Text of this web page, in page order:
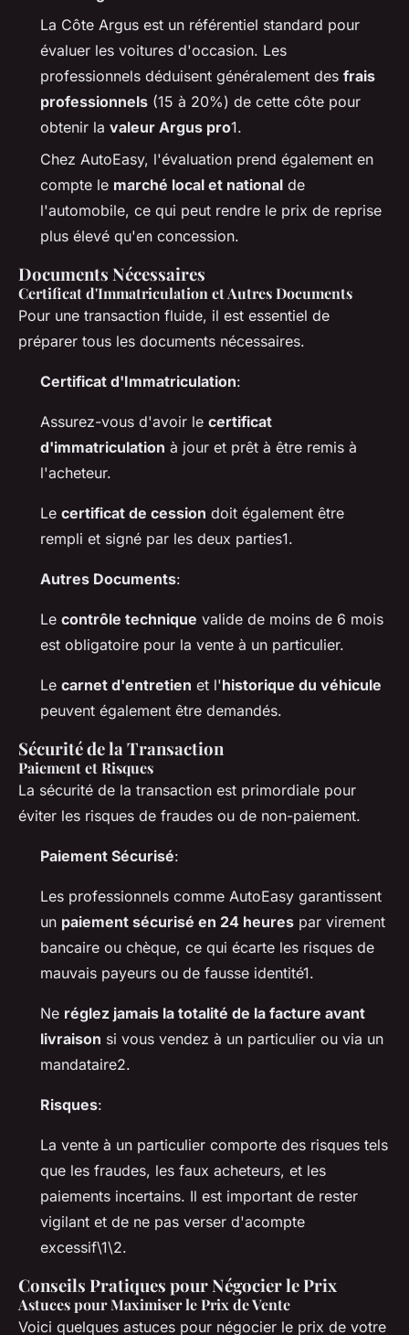
La Côte Argus est un référentiel standard pour
évaluer les voitures d'occasion. Les
professionnels déduisent généralement des frais
professionnels (15 à 20%) de cette côte pour
obtenir la valeur Argus pro1.
Chez AutoEasy, l'évaluation prend également en
compte le marché local et national de
l'automobile, ce qui peut rendre le prix de reprise
plus élevé qu'en concession.
Documents Nécessaires
Certificat d'Immatriculation et Autres Documents
Pour une transaction fluide, il est essentiel de
préparer tous les documents nécessaires.
Certificat d'Immatriculation:
Assurez-vous d'avoir le certificat
d'immatriculation à jour et prêt à être remis à
l'acheteur.
Le certificat de cession doit également être
rempli et signé par les deux parties1.
Autres Documents:
Le contrôle technique valide de moins de 6 mois
est obligatoire pour la vente à un particulier.
Le carnet d'entretien et l'historique du véhicule
peuvent également être demandés.
Sécurité de la Transaction
Paiement et Risques
La sécurité de la transaction est primordiale pour
éviter les risques de fraudes ou de non-paiement.
Paiement Sécurisé:
Les professionnels comme AutoEasy garantissent
un paiement sécurisé en 24 heures par virement
bancaire ou chèque, ce qui écarte les risques de
mauvais payeurs ou de fausse identité1.
Ne réglez jamais la totalité de la facture avant
livraison si vous vendez à un particulier ou via un
mandataire2.
Risques:
La vente à un particulier comporte des risques tels
que les fraudes, les faux acheteurs, et les
paiements incertains. Il est important de rester
vigilant et de ne pas verser d'acompte
excessif\1\2.
Conseils Pratiques pour Négocier le Prix
Astuces pour Maximiser le Prix de Vente
Voici quelques astuces pour négocier le prix de votre